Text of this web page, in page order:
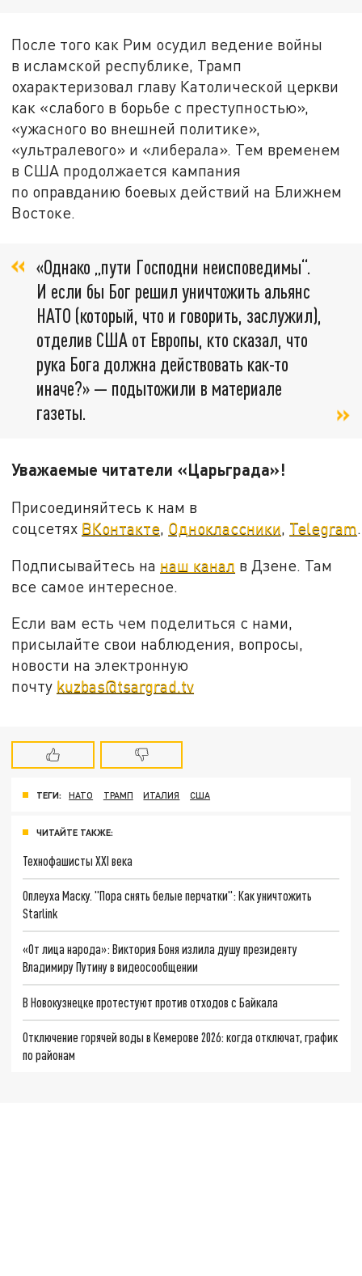
После того как Рим осудил ведение войны
в исламской республике, Трамп
охарактеризовал главу Католической церкви
как «слабого в борьбе с преступностью»,
«ужасного во внешней политике»,
«ультралевого» и «либерала». Тем временем
в США продолжается кампания
по оправданию боевых действий на Ближнем
Востоке.
«Однако „пути Господни неисповедимы“.
И если бы Бог решил уничтожить альянс
НАТО (который, что и говорить, заслужил),
отделив США от Европы, кто сказал, что
рука Бога должна действовать как-то
иначе?» — подытожили в материале
газеты.
Уважаемые читатели «Царьграда»!
Присоединяйтесь к нам в
соцсетях ВКонтакте, Одноклассники, Telegram.
Подписывайтесь на наш канал в Дзене. Там
все самое интересное.
Если вам есть чем поделиться с нами,
присылайте свои наблюдения, вопросы,
новости на электронную
почту kuzbas@tsargrad.tv
ТЕГИ: НАТО ТРАМП ИТАЛИЯ США
ЧИТАЙТЕ ТАКЖЕ:
Технофашисты XXI века
Оплеуха Маску. "Пора снять белые перчатки": Как уничтожить
Starlink
«От лица народа»: Виктория Боня излила душу президенту
Владимиру Путину в видеосообщении
В Новокузнецке протестуют против отходов с Байкала
Отключение горячей воды в Кемерове 2026: когда отключат, график
по районам